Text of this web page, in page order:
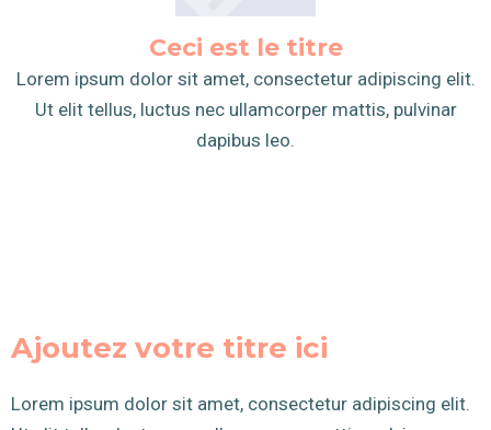
Ceci est le titre
Lorem ipsum dolor sit amet, consectetur adipiscing elit.
Ut elit tellus, luctus nec ullamcorper mattis, pulvinar
dapibus leo.
Ajoutez votre titre ici
Lorem ipsum dolor sit amet, consectetur adipiscing elit.